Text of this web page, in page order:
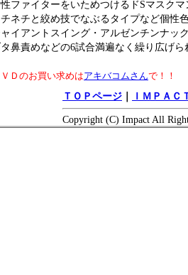
ファイターをいためつけるドSマスク
ネチと絞め技でなぶるタイプなど個性
イアントスイング・アルゼンチンナッ
鼻責めなどの6試合満遍なく繰り広げ
Ｄのお買い求めはアキバコムさんで！！
ＴＯＰページ
ＩＭＰＡＣ
Copyright (C) Impact All